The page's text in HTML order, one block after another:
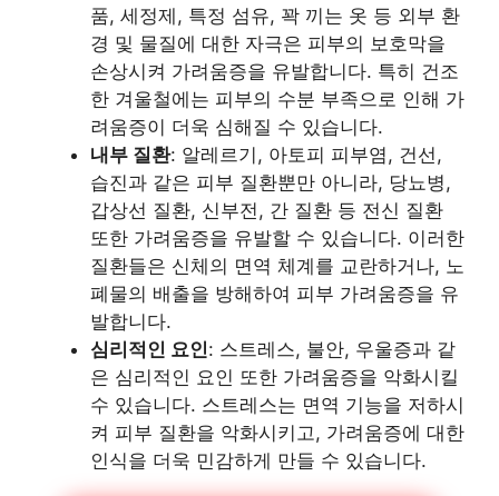
품, 세정제, 특정 섬유, 꽉 끼는 옷 등 외부 환
경 및 물질에 대한 자극은 피부의 보호막을
손상시켜 가려움증을 유발합니다. 특히 건조
한 겨울철에는 피부의 수분 부족으로 인해 가
려움증이 더욱 심해질 수 있습니다.
내부 질환: 알레르기, 아토피 피부염, 건선,
습진과 같은 피부 질환뿐만 아니라, 당뇨병,
갑상선 질환, 신부전, 간 질환 등 전신 질환
또한 가려움증을 유발할 수 있습니다. 이러한
질환들은 신체의 면역 체계를 교란하거나, 노
폐물의 배출을 방해하여 피부 가려움증을 유
발합니다.
심리적인 요인: 스트레스, 불안, 우울증과 같
은 심리적인 요인 또한 가려움증을 악화시킬
수 있습니다. 스트레스는 면역 기능을 저하시
켜 피부 질환을 악화시키고, 가려움증에 대한
인식을 더욱 민감하게 만들 수 있습니다.